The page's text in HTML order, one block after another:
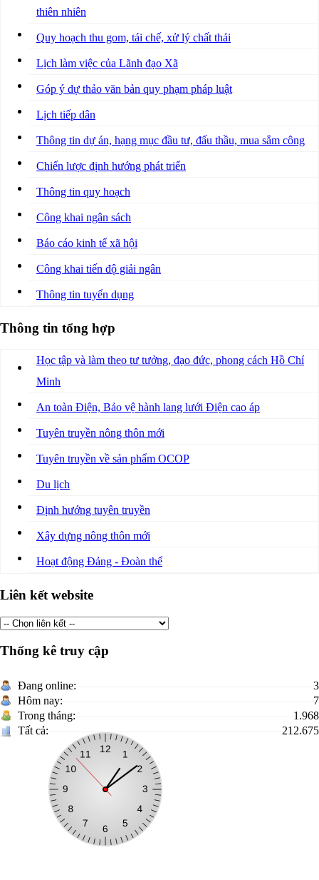
thiên nhiên
Quy hoạch thu gom, tái chế, xử lý chất thải
Lịch làm việc của Lãnh đạo Xã
Góp ý dự thảo văn bản quy phạm pháp luật
Lịch tiếp dân
Thông tin dự án, hạng mục đầu tư, đấu thầu, mua sắm công
Chiến lược định hướng phát triển
Thông tin quy hoạch
Công khai ngân sách
Báo cáo kinh tế xã hội
Công khai tiến độ giải ngân
Thông tin tuyển dụng
Thông tin tổng hợp
Học tập và làm theo tư tưởng, đạo đức, phong cách Hồ Chí
Minh
An toàn Điện, Bảo vệ hành lang lưới Điện cao áp
Tuyên truyền nông thôn mới
Tuyên truyền về sản phẩm OCOP
Du lịch
Định hướng tuyên truyền
Xây dựng nông thôn mới
Hoạt động Đảng - Đoàn thể
Liên kết website
Thống kê truy cập
Đang online:
3
Hôm nay:
7
Trong tháng:
1.968
Tất cả:
212.675